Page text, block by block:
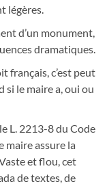
légères.
d’un monument,
dramatiques.
français, c’est peut
si le maire a, oui ou
L. 2213-8 du Code
maire assure la
et flou, cet
de textes, de